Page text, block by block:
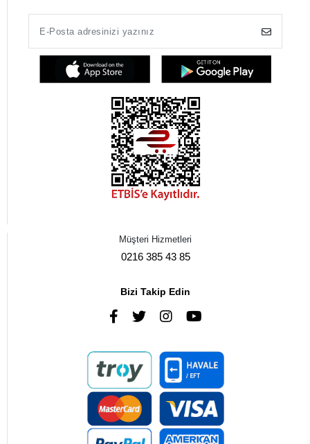
Müşteri Hizmetleri
0216 385 43 85
Bizi Takip Edin